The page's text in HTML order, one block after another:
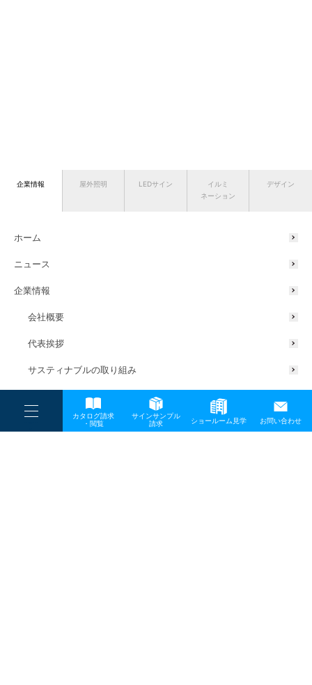
----
----
-
カタログ請求
・閲覧
サインサンプル
請求
ショールーム見学 お問い合わせ
企業情報 屋外照明 LEDサイン
イルミ
ネーション
デザイン
ホーム
ニュース
企業情報
会社概要
代表挨拶
サスティナブルの取り組み
一般事業主行動計画